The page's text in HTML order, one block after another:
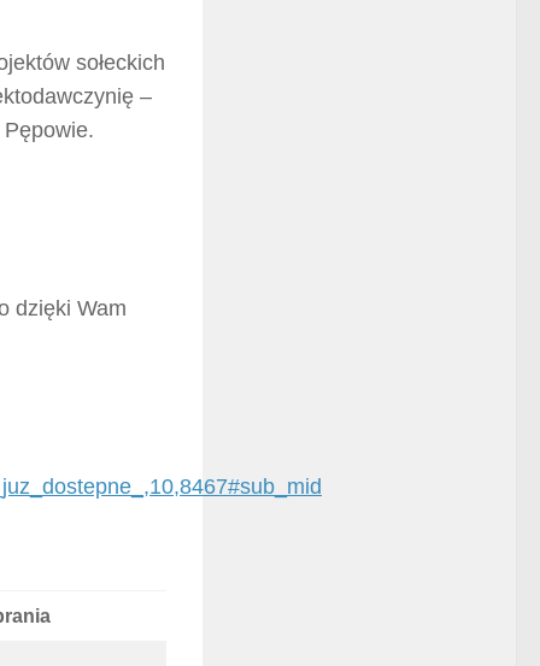
sołeckich
–
dzięki Wam